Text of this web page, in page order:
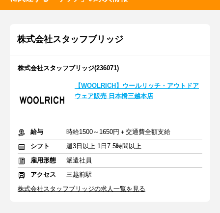
株式会社スタッフブリッジ
株式会社スタッフブリッジ(236071)
【WOOLRICH】ウールリッチ・アウトドア
ウェア販売 日本橋三越本店
給与
時給1500～1650円＋交通費全額支給
シフト
週3日以上 1日7.5時間以上
雇用形態
派遣社員
アクセス
三越前駅
株式会社スタッフブリッジの求人一覧を見る